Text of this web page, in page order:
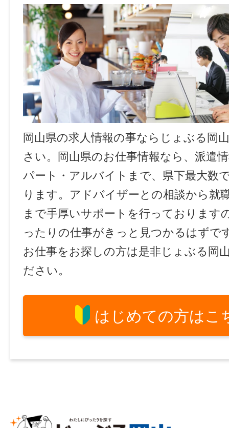
岡山県の求人情報の事ならじょぶる岡
さい。岡山県のお仕事情報なら、派遣
パート・アルバイトまで、県下最大数
ります。アドバイザーとの相談から就
まで手厚いサポートを行っております
ったりの仕事がきっと見つかるはずで
お仕事をお探しの方は是非じょぶる岡
ださい。
はじめての方はこ